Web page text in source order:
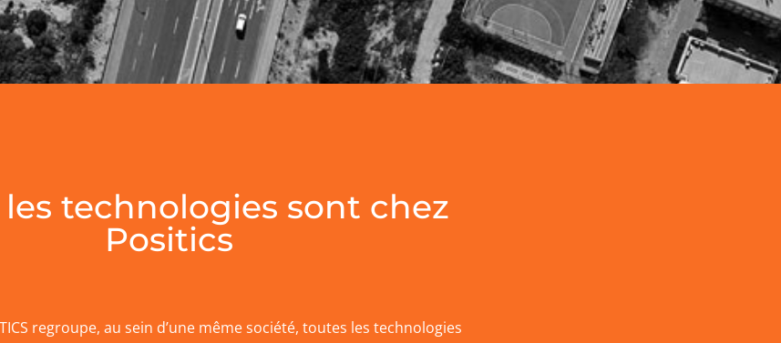
les technologies sont chez
Positics
regroupe, au sein d’une même société, toutes les technologies